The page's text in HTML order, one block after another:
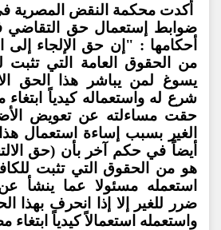
أكدت محكمة النقض المصرية
ضوابط إستعمال حق
أحكامها : "إن حق الإلجاء إلى
من الحقوق العامة التي تثبت
يسوغ لمن يباشر هذا الحق
شرع له واستعماله كيدياً ابتغاء
حقت مساءلته عن تعويض
الغير بسبب إساءة استعمال
أيضاً في حكم آخر بأن (حق
هو من الحقوق التي تثبت
استعمله مسئولا عما ينشأ
ضرر للغير إلا إذا انحرف بهذا
واستعمله استعمالاً كيدياً ابتغاء